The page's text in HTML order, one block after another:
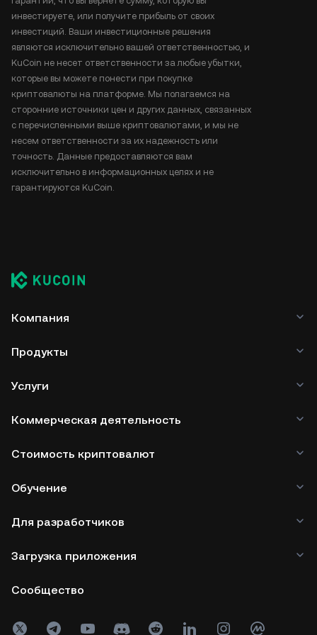
инвестируете, или получите прибыль от своих
инвестиций. Ваши инвестиционные решения
являются исключительно вашей ответственностью, и
KuCoin не несет ответственности за любые убытки,
которые вы можете понести при покупке
криптовалюты на платформе. Мы полагаемся на
сторонние источники цен и других данных, связанных
с перечисленными выше криптовалютами, и мы не
несем ответственности за их надежность или
точность. Данные предоставляются вам
исключительно в информационных целях и не
гарантируются KuCoin.
Компания
Продукты
Услуги
Коммерческая деятельность
Стоимость криптовалют
Обучение
Для разработчиков
Загрузка приложения
Сообщество